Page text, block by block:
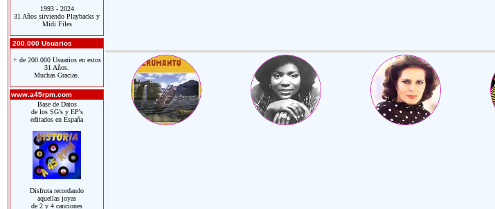
1993 - 2024
31 Años sirviendo Playbacks y
Midi Files
200.000 Usuarios
+ de 200.000 Usuarios en estos
31 Años.
Muchas Gracias.
www.a45rpm.com
Base de Datos
de los SG's y EP's
editados en España
Disfruta recordando
aquellas joyas
de 2 y 4 canciones